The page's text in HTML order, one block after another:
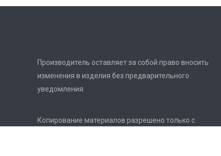
Производитель оставляет за собой право вносить
изменения в изделия без предварительного
уведомления
Копирование материалов разрешено только с